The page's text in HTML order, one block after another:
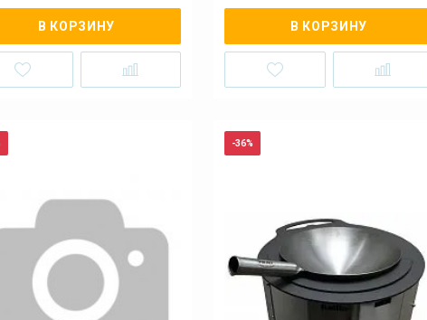
В КОРЗИНУ В КОРЗИНУ
-36%